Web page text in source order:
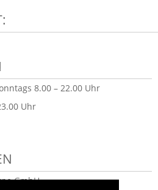
8.00 – 22.00 Uhr
Uhr
GmbH